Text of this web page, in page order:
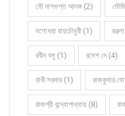
মৌ দাশগুপ্ত আদক (2)
যশোধরা রায়চৌধুরী (1)
রবীন বসু (1) রমেশ দে (4)
রাখী সরদার (1) রাজকুমার
রাজশ্রী বন্দ্যোপাধ্যায় (8)